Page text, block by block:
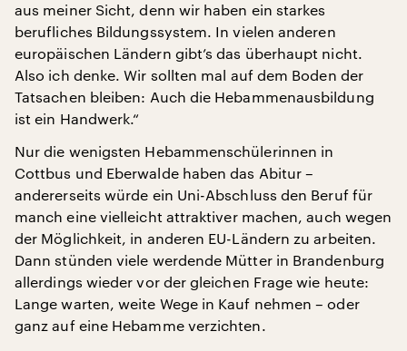
aus meiner Sicht, denn wir haben ein starkes
berufliches Bildungssystem. In vielen anderen
europäischen Ländern gibt’s das überhaupt nicht.
Also ich denke. Wir sollten mal auf dem Boden der
Tatsachen bleiben: Auch die Hebammenausbildung
ist ein Handwerk.“
Nur die wenigsten Hebammenschülerinnen in
Cottbus und Eberwalde haben das Abitur –
andererseits würde ein Uni-Abschluss den Beruf für
manch eine vielleicht attraktiver machen, auch wegen
der Möglichkeit, in anderen EU-Ländern zu arbeiten.
Dann stünden viele werdende Mütter in Brandenburg
allerdings wieder vor der gleichen Frage wie heute:
Lange warten, weite Wege in Kauf nehmen – oder
ganz auf eine Hebamme verzichten.